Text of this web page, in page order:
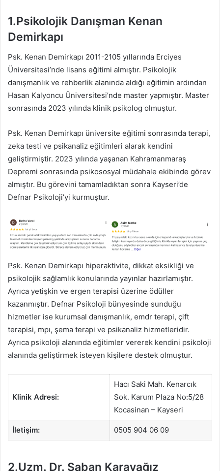
1.Psikolojik Danışman Kenan
Demirkapı
Psk. Kenan Demirkapı 2011-2105 yıllarında Erciyes
Üniversitesi’nde lisans eğitimi almıştır. Psikolojik
danışmanlık ve rehberlik alanında aldığı eğitimin ardından
Hasan Kalyoncu Üniversitesi’nde master yapmıştır. Master
sonrasında 2023 yılında klinik psikolog olmuştur.
Psk. Kenan Demirkapı üniversite eğitimi sonrasında terapi,
zeka testi ve psikanaliz eğitimleri alarak kendini
geliştirmiştir. 2023 yılında yaşanan Kahramanmaraş
Depremi sonrasında psikososyal müdahale ekibinde görev
almıştır. Bu görevini tamamladıktan sonra Kayseri’de
Defnar Psikoloji’yi kurmuştur.
Psk. Kenan Demirkapı hiperaktivite, dikkat eksikliği ve
psikolojik sağlamlık konularında yayınlar hazırlamıştır.
Ayrıca yetişkin ve ergen terapisi üzerine ödüller
kazanmıştır. Defnar Psikoloji bünyesinde sunduğu
hizmetler ise kurumsal danışmanlık, emdr terapi, çift
terapisi, mpı, şema terapi ve psikanaliz hizmetleridir.
Ayrıca psikoloji alanında eğitimler vererek kendini psikoloji
alanında geliştirmek isteyen kişilere destek olmuştur.
Klinik Adresi:
Hacı Saki Mah. Kenarcık
Sok. Karum Plaza No:5/28
Kocasinan – Kayseri
İletişim: 0505 904 06 09
2.Uzm. Dr. Şaban Karayağız